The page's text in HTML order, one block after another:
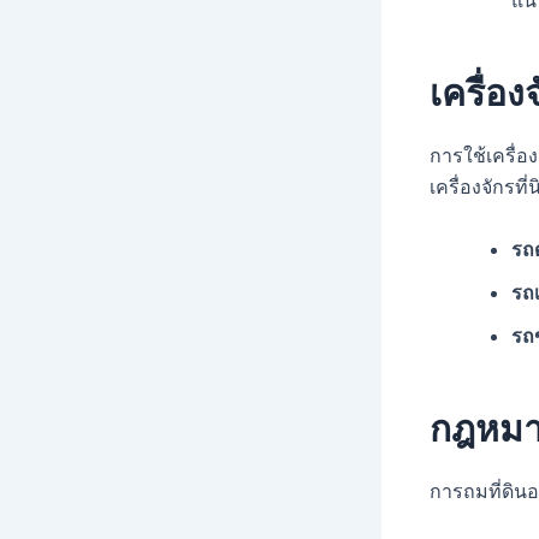
เครื่อ
การใช้เครื่อ
เครื่องจักรที่
ร
ร
ร
กฎหม
การถมที่ดิน